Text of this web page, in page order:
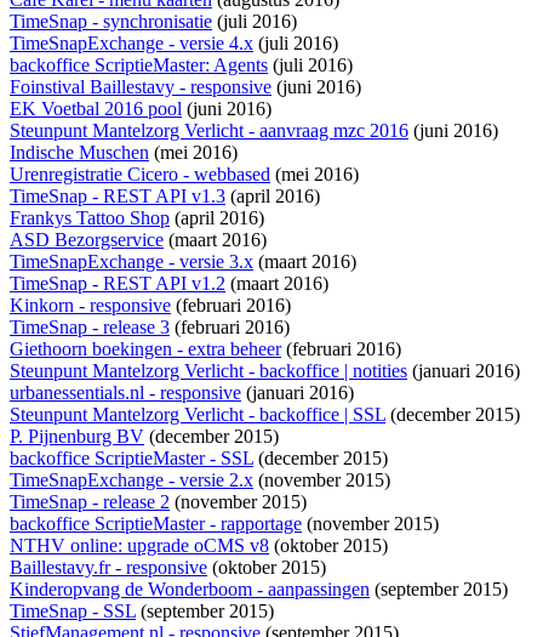
TimeSnap - synchronisatie (juli 2016)
TimeSnapExchange - versie 4.x (juli 2016)
backoffice ScriptieMaster: Agents (juli 2016)
Foinstival Baillestavy - responsive (juni 2016)
EK Voetbal 2016 pool (juni 2016)
Steunpunt Mantelzorg Verlicht - aanvraag mzc 2016 (juni 2016)
Indische Muschen (mei 2016)
Urenregistratie Cicero - webbased (mei 2016)
TimeSnap - REST API v1.3 (april 2016)
Frankys Tattoo Shop (april 2016)
ASD Bezorgservice (maart 2016)
TimeSnapExchange - versie 3.x (maart 2016)
TimeSnap - REST API v1.2 (maart 2016)
Kinkorn - responsive (februari 2016)
TimeSnap - release 3 (februari 2016)
Giethoorn boekingen - extra beheer(februari 2016)
Steunpunt Mantelzorg Verlicht - backoffice | notities (januari 2016)
urbanessentials.nl - responsive (januari 2016)
Steunpunt Mantelzorg Verlicht - backoffice | SSL (december 2015)
P. Pijnenburg BV (december 2015)
backoffice ScriptieMaster - SSL (december 2015)
TimeSnapExchange - versie 2.x (november 2015)
TimeSnap - release 2 (november 2015)
backoffice ScriptieMaster - rapportage (november 2015)
NTHV online: upgrade oCMS v8 (oktober 2015)
Baillestavy.fr - responsive (oktober 2015)
Kinderopvang de Wonderboom - aanpassingen (september 2015)
TimeSnap - SSL (september 2015)